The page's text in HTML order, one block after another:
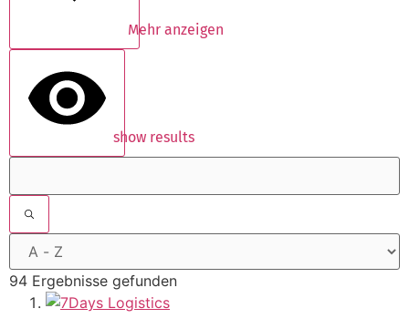
Mehr anzeigen
show results
94 Ergebnisse gefunden